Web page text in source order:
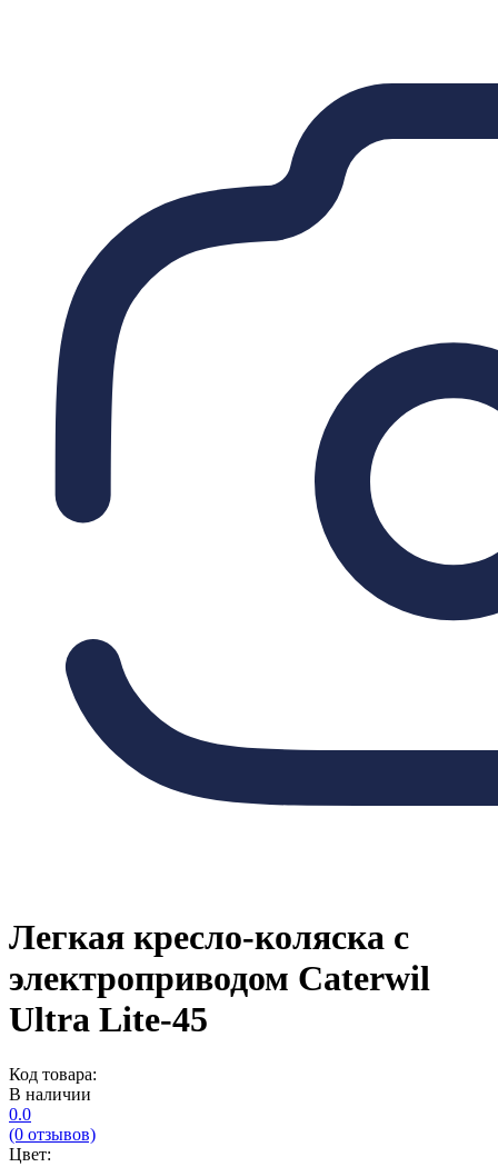
Легкая кресло-коляска с
электроприводом Caterwil
Ultra Lite-45
Код товара:
В наличии
0.0
(0 отзывов)
Цвет: